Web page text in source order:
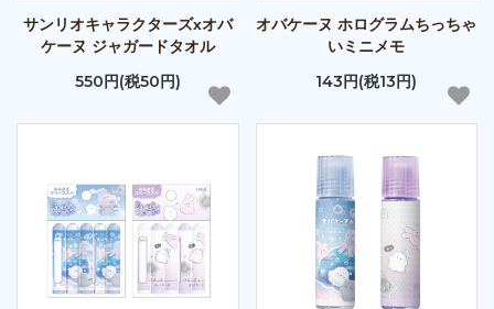
サンリオキャラクターズxオバ
ケーヌ ジャガードタオル
550円(税50円)
オバケーヌ ホログラムちっちゃ
いミニメモ
143円(税13円)